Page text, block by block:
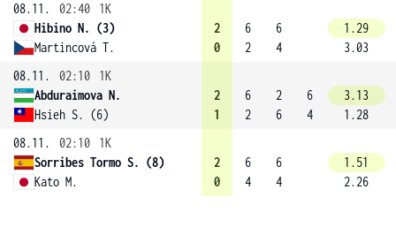
08.11.
02:40
1K
Hibino N. (3)
Martincová T.
2
0
6
2
6
4
1.29
3.03
08.11.
02:10
1K
Abduraimova N.
Hsieh S. (6)
2
1
6
2
2
6
6
4
3.13
1.28
08.11.
02:10
1K
Sorribes Tormo S. (8)
Kato M.
2
0
6
4
6
4
1.51
2.26